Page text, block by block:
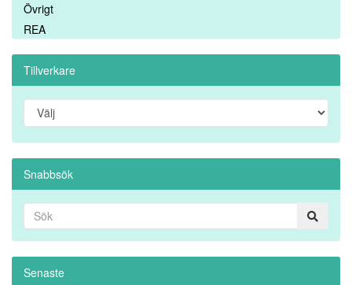
Övrigt
REA
Tillverkare
Snabbsök
Senaste